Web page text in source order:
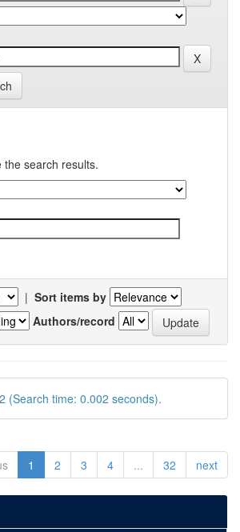
the search results.
| Sort items by
Authors/record
(Search time: 0.002 seconds).
1 2 3 4 ... 32 next